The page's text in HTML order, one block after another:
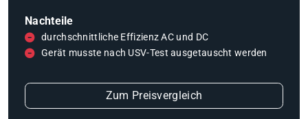
Nachteile
durchschnittliche Effizienz AC und DC
Gerät musste nach USV-Test ausgetauscht werden
Zum Preisvergleich